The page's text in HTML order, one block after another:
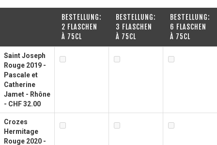
BESTELLUNG:
2 FLASCHEN
À 75CL
BESTELLUNG:
3 FLASCHEN
À 75CL
BESTELLUNG:
6 FLASCHEN
À 75CL
Saint Joseph
Rouge 2019 -
Pascale et
Catherine
Jamet - Rhône
- CHF 32.00
Crozes
Hermitage
Rouge 2020 -